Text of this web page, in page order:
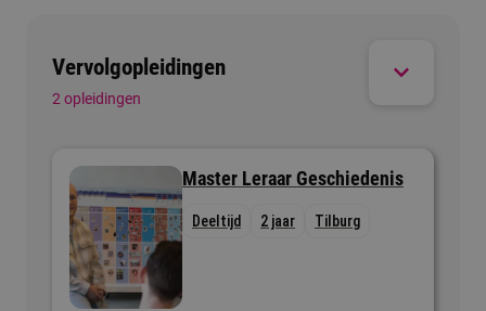
Vervolgopleidingen
2 opleidingen
Master Leraar Geschiedenis
Deeltijd 2 jaar Tilburg